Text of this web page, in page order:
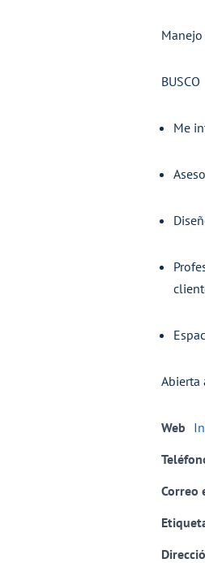
BUSCO
Me
Abierta
Web
Correo